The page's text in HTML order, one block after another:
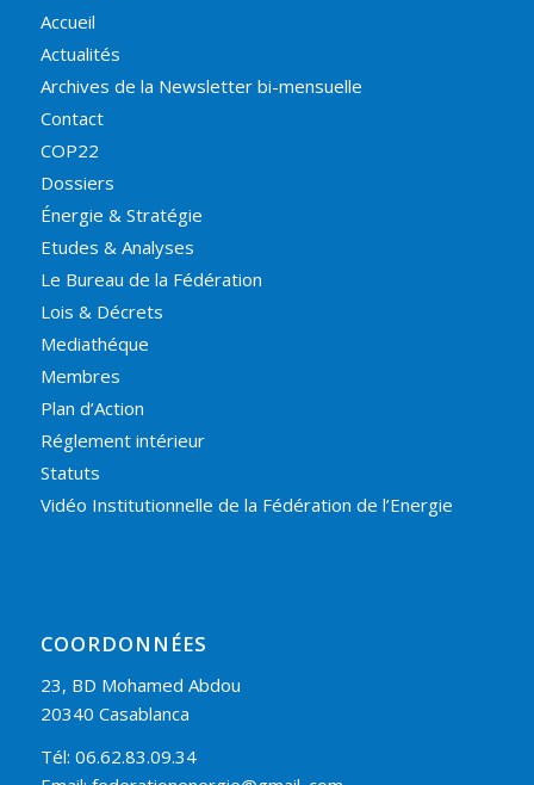
Accueil
Actualités
Archives de la Newsletter bi-mensuelle
Contact
COP22
Dossiers
Énergie & Stratégie
Etudes & Analyses
Le Bureau de la Fédération
Lois & Décrets
Mediathéque
Membres
Plan d’Action
Réglement intérieur
Statuts
Vidéo Institutionnelle de la Fédération de l’Energie
COORDONNÉES
23, BD Mohamed Abdou
20340 Casablanca
Tél: 06.62.83.09.34